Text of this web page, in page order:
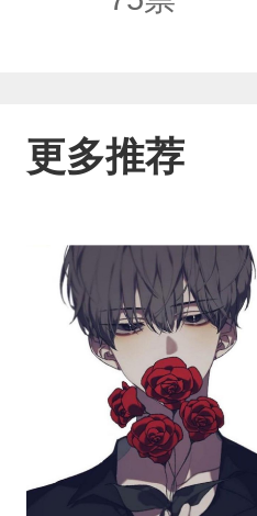
南：1V1疯批心狠
更多推荐